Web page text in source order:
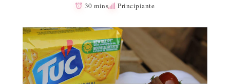
30 mins Principiante